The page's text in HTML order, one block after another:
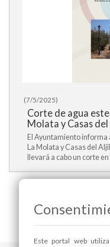
(7/5/2025)
Corte de agua este
Molata y Casas
El Ayuntamiento informa
La Molata y Casas del
llevará a cabo un corte
|< <<
Este portal web